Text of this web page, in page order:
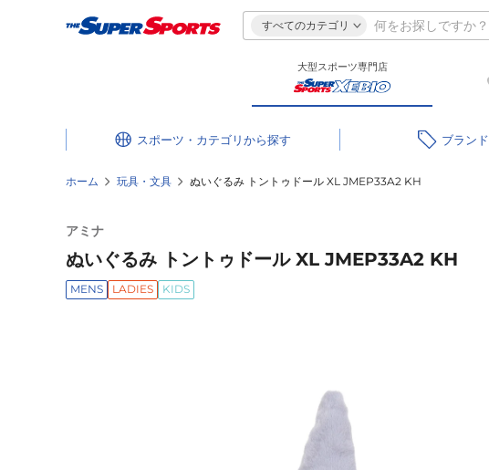
すべてのカテゴリ
大型スポーツ専門店
スポーツ・カテゴリ ブランド
ホーム 玩具・文具 ぬいぐるみ トントゥドール XL JMEP33A2 KH
アミナ
ぬいぐるみ トントゥドール XL JMEP33A2 KH
MENS LADIES KIDS